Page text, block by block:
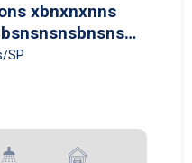
xbnxnxnns
SP